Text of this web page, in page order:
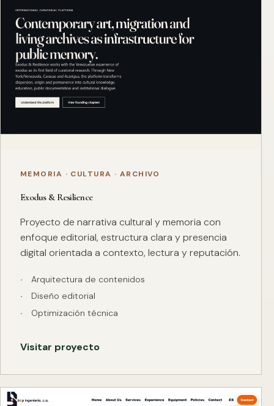
MEMORIA · CULTURA · ARCHIVO
Exodus & Resilience
Proyecto de narrativa cultural y memoria con
enfoque editorial, estructura clara y presencia
digital orientada a contexto, lectura y reputación.
Arquitectura de contenidos
Diseño editorial
Optimización técnica
Visitar proyecto